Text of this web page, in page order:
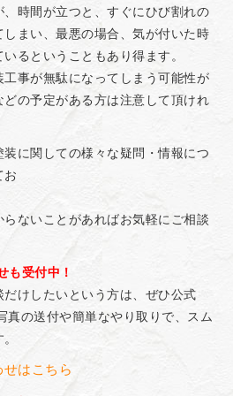
時間が立つと、すぐにひび割れの
まい、最悪の場合、気が付いた時
るということもあり得ます。
事が無駄になってしまう可能性が
の予定がある方は注意して頂けれ
に関しての様々な疑問・情報につ
お
ないことがあればお気軽にご相談
受付中！
けしたいという方は、ぜひ公式
真の送付や簡単なやり取りで、スム
はこちら